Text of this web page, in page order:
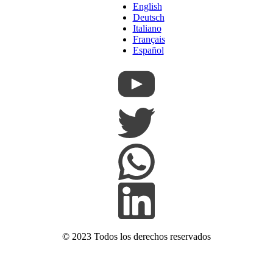
English
Deutsch
Italiano
Français
Español
© 2023 Todos los derechos reservados